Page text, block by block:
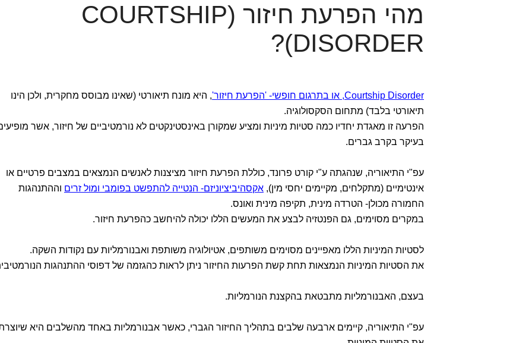
מהי הפרעת חיזור (COURTSHIP
DISORDER)?
Courtship Disorder, או בתרגום חופשי- 'הפרעת חיזור'
, היא מונח תיאורטי (שאינו מבוסס מחקרית, ולכן הינו
תיאורטי בלבד) מתחום הסקסולוגיה.
הפרעה זו מאגדת יחדיו כמה סטיות מיניות ומציע שמקורן באינסטינקטים לא נורמטיביים של חיזור, אשר
בעיקר בקרב גברים.
עפ"י התיאוריה, שנהגתה ע"י קורט פרונד, כוללת הפרעת חיזור מציצנות לאנשים הנמצאים במצבים פרטיים או
אינטימיים (מתקלחים, מקיימים יחסי מין), אקסהיביציוניזם- הנטייה להתפשט בפומבי ומול זרים וההתנהגות
החמורה מכולן- הטרדה מינית, תקיפה מינית ואונס.
במקרים מסוימים, גם הפנטזיה לבצע את המעשים הללו יכולה להיחשב כהפרעת חיזור.
לסטיות המיניות הללו מאפיינים מסוימים משותפים, אטיולוגיה משותפת ואבנורמליות עם נקודות השקה.
את הסטיות המיניות הנמצאות תחת קשת הפרעות החיזור ניתן לראות כהגזמה של דפוסי ההתנהגות
בעצם, האבנורמליות מתבטאת בהקצנת הנורמליות.
עפ"י התיאוריה, קיימים ארבעה שלבים בתהליך החיזור הגברי, כאשר אבנורמליות באחד מהשלבים היא